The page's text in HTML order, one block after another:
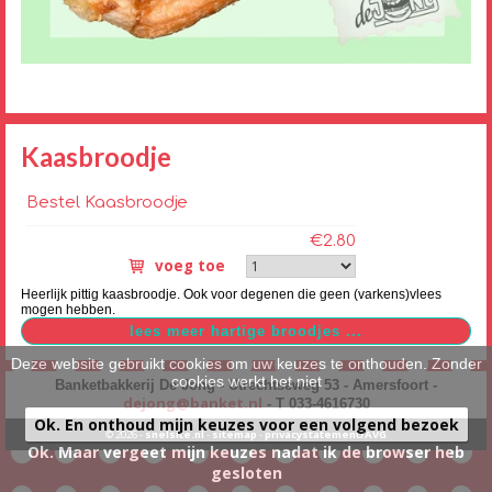
Kaasbroodje
Bestel Kaasbroodje
€2.80
voeg toe
Heerlijk pittig kaasbroodje. Ook voor degenen die geen (varkens)vlees
mogen hebben.
Banketbakkerij De Jong - Utrechtseweg 53 - Amersfoort -
dejong@banket.nl- T 033-4616730
© 2026 -snelsite.nl-sitemap -privacystatement/AVG
Deze website gebruikt cookies om uw keuzes te onthouden. Zonder
cookies werkt het niet
Ok. En onthoud mijn keuzes voor een volgend bezoek
Ok. Maar vergeet mijn keuzes nadat ik de browser heb
gesloten